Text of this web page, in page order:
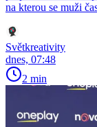
na kterou se muži
Světkreativity
dnes, 07:48
2 min